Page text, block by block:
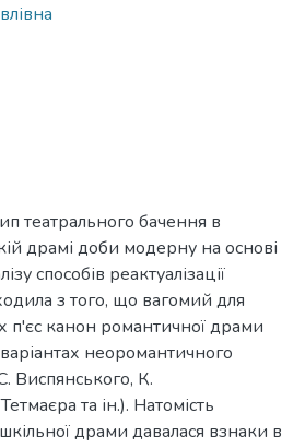
театрального бачення в
драмі доби модерну на основі
способів реактуалізації
з того, що вагомий для
п'єс канон романтичної драми
неоромантичного
Виспянського, К.
та ін.). Натомість
драми давалася взнаки в